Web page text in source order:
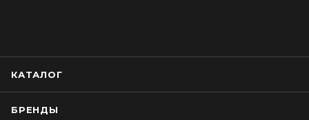
КАТАЛОГ
БРЕНДЫ